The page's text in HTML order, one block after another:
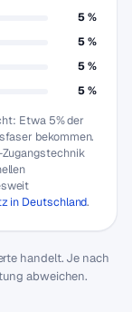
5 %
5 %
5 %
5 %
Etwa 5% der
bekommen.
in Deutschland.
handelt. Je nach
abweichen.